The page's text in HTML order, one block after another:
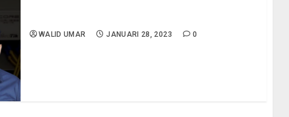
WALID UMAR JANUARI 28, 2023 0